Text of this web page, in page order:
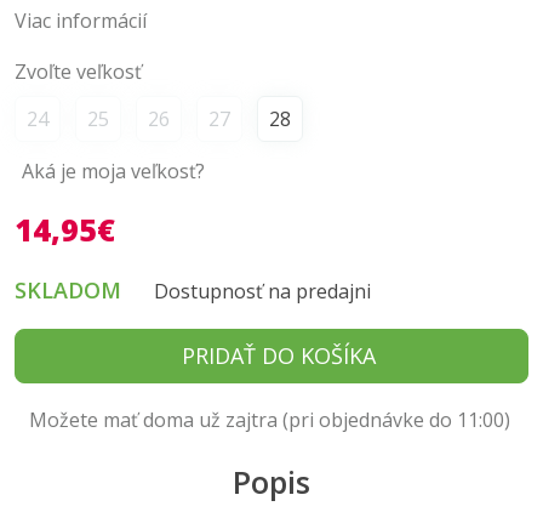
Viac informácií
Zvoľte veľkosť
24
25 26 27
28
Aká je moja veľkosť?
14,95€
SKLADOM Dostupnosť na predajni
PRIDAŤ DO KOŠÍKA
Možete mať doma už zajtra (pri objednávke do 11:00)
Popis